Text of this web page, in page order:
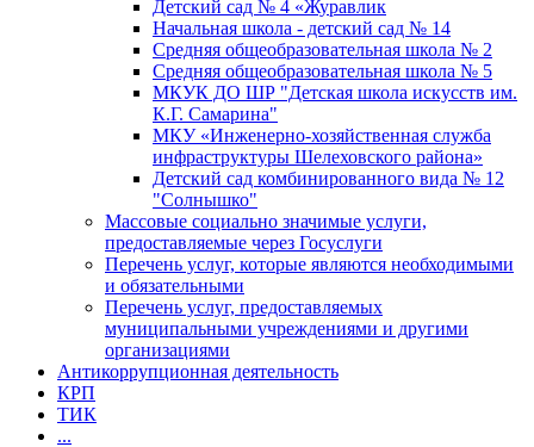
Детский сад № 4 «Журавлик
Начальная школа - детский сад № 14
Средняя общеобразовательная школа № 2
Средняя общеобразовательная школа № 5
МКУК ДО ШР "Детская школа искусств им.
К.Г. Самарина"
МКУ «Инженерно-хозяйственная служба
инфраструктуры Шелеховского района»
Детский сад комбинированного вида № 12
"Солнышко"
Массовые социально значимые услуги,
предоставляемые через Госуслуги
Перечень услуг, которые являются необходимыми
и обязательными
Перечень услуг, предоставляемых
муниципальными учреждениями и другими
организациями
Антикоррупционная деятельность
КРП
ТИК
...